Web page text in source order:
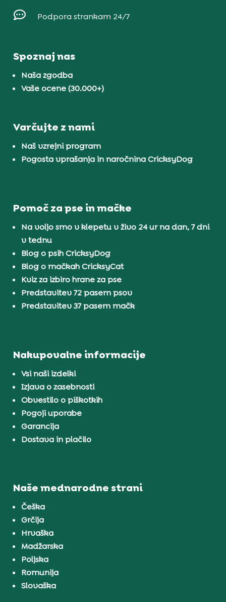
 Podpora strankam 24/7
Spoznaj nas
Naša zgodba
Vaše ocene (30.000+)
Varčujte z nami
Naš vzrejni program
Pogosta vprašanja in naročnina CricksyDog
Pomoč za pse in mačke
Na voljo smo v klepetu v živo 24 ur na dan, 7 dni
v tednu
Blog o psih CricksyDog
Blog o mačkah CricksyCat
Kviz za izbiro hrane za pse
Predstavitev 72 pasem psov
Predstavitev 37 pasem mačk
Nakupovalne informacije
Vsi naši izdelki
Izjava o zasebnosti
Obvestilo o piškotkih
Pogoji uporabe
Garancija
Dostava in plačilo
Naše mednarodne strani
Češka
Grčija
Hrvaška
Madžarska
Poljska
Romunija
Slovaška